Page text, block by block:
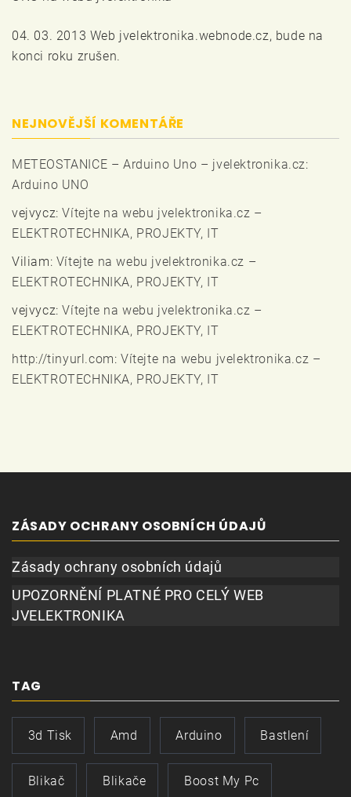
04. 03. 2013 Web jvelektronika.webnode.cz, bude na
konci roku zrušen.
NEJNOVĚJŠÍ KOMENTÁŘE
METEOSTANICE – Arduino Uno – jvelektronika.cz:
Arduino UNO
vejvycz:Vítejte na webu jvelektronika.cz –
ELEKTROTECHNIKA, PROJEKTY, IT
Viliam: Vítejte na webu jvelektronika.cz –
ELEKTROTECHNIKA, PROJEKTY, IT
vejvycz:Vítejte na webu jvelektronika.cz –
ELEKTROTECHNIKA, PROJEKTY, IT
http://tinyurl.com:Vítejte na webu jvelektronika.cz –
ELEKTROTECHNIKA, PROJEKTY, IT
ZÁSADY OCHRANY OSOBNÍCH ÚDAJŮ
Zásady ochrany osobních údajů
UPOZORNĚNÍ PLATNÉ PRO CELÝ WEB
JVELEKTRONIKA
TAG
3d Tisk Amd Arduino Bastlení
Blikač Blikače Boost My Pc